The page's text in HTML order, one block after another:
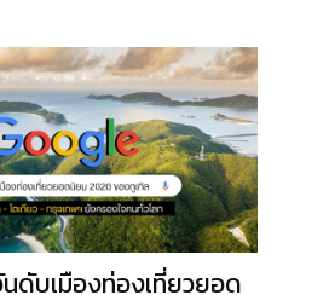
ดับเมืองท่องเที่ยวยอด